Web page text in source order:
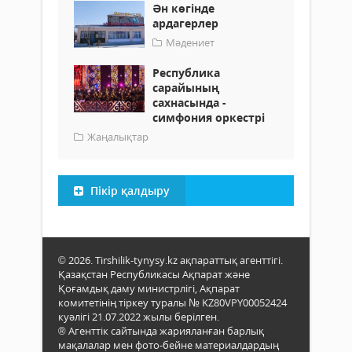
Ән көгінде
ардагерлер
Мәдениет
Республика
сарайының
сахнасында -
симфония оркестрі
Жаңалықтар
Пікір қалдыру
© 2026. Tirshilik-tynysy.kz ақпараттық агенттігі.
Қазақстан Республикасы Ақпарат және
Қоғамдық даму министрлігі, Ақпарат
комитетінің тіркеу туралы № KZ80VPY00052424
куәлігі 21.07.2022 жылы берілген.
® Агенттік сайтында жарияланған барлық
мақалалар мен фото-бейне материалдардың